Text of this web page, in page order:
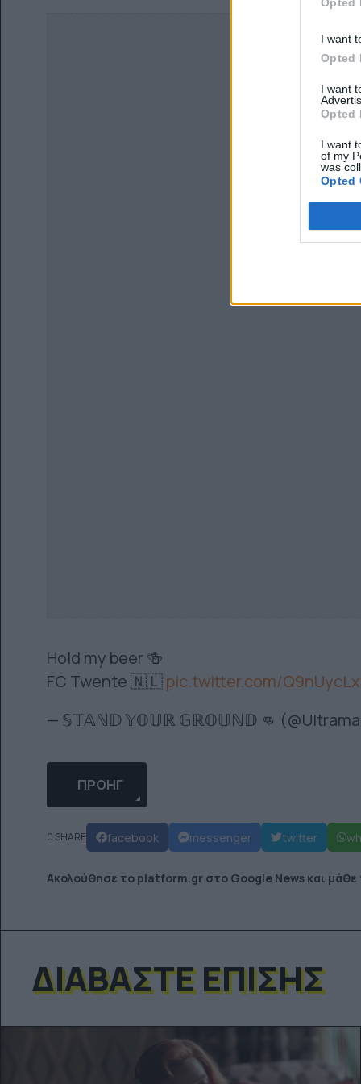
I want
Opted
I want
Opted
I want
of my
was
Opted
Hold my beer 🍻
FC Twente 🇳🇱pic.twitter.com/
— 𝕊𝕋𝔸ℕ𝔻 𝕐𝕆𝕌ℝ 𝔾ℝ𝕆𝕌ℕ𝔻 👊
ΠΡΟΗΓΟΎΜΕΝΟ ΆΡΘΡΟ: ΤΑ ΜΟΥΣΕΊΑ ΤΗΣ
ΠΡΟΗΓ
0 SHARE facebook messenger twitter
Ακολούθησε το platform.gr στο Google News και
ΔΙΑΒΆΣΤΕ ΕΠΊΣΗΣ